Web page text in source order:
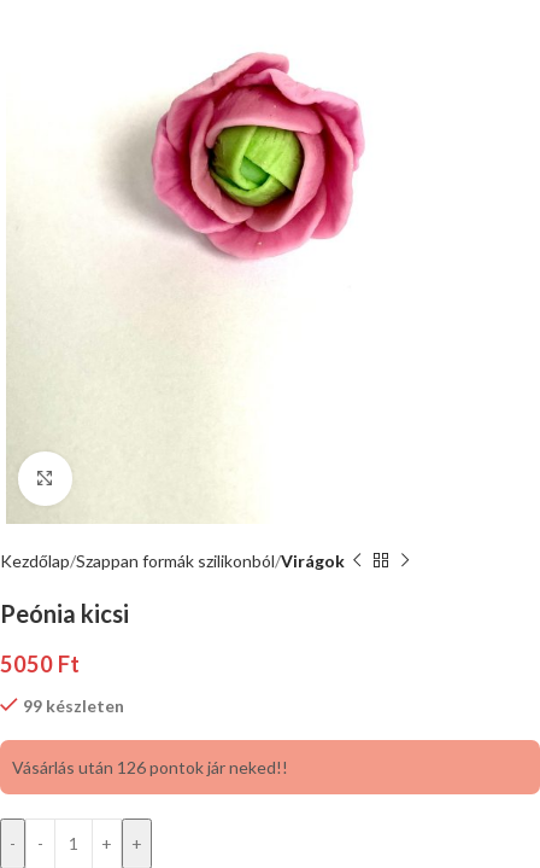
Click to enlarge
Kezdőlap Szappan formák szilikonból Virágok
Peónia kicsi
5050 Ft
99 készleten
Vásárlás után 126 pontok jár neked!!
- +